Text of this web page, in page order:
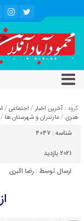
گروه : آخرین اخبار / اجتماعی /
هنری / مازندران و شهرستان ها /
شناسه : 4047
2021 بازدید
ارسال توسط : رضا اکبری
از ۳۸ سال به زادگاهش